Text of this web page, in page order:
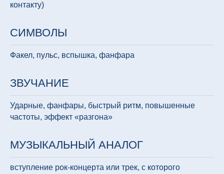
контакту)
СИМВОЛЫ
Факел, пульс, вспышка, фанфара
ЗВУЧАНИЕ
Ударные, фанфары, быстрый ритм, повышенные
частоты, эффект «разгона»
МУЗЫКАЛЬНЫЙ АНАЛОГ
вступление рок-концерта или трек, с которого